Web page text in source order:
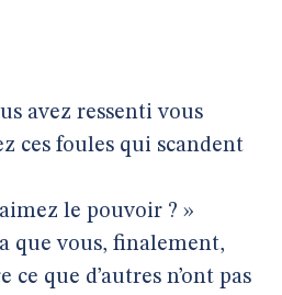
avez ressenti vous
ces foules qui scandent
le pouvoir ? »
que vous, finalement,
que d’autres n’ont pas